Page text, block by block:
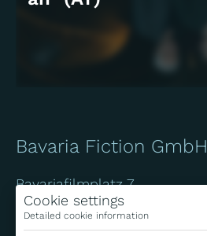
Cookie settings
Detailed cookie information
Bavaria Fiction GmbH
Bavariafilmplatz 7
D-82031 Geiselgasteig
+49 (0)89 / 6499-0